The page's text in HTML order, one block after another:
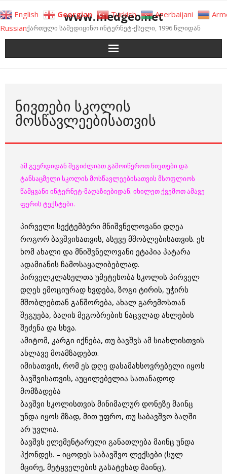
to
content
www.medgeo.net
ქართული სამედიცინო ინტერნეტ-ქსელი, 1996 წლიდან
ᲜᲘᲕᲗᲔᲑᲘ ᲡᲙᲝᲚᲘᲡ
ᲛᲝᲡᲬᲐᲕᲚᲔᲔᲑᲘᲡᲐᲗᲕᲘᲡ
ამ გვერდიდან შეგიძლიათ გამოიწეროთ ნივთები და
ტანსაცმელი სკოლის მოსწავლეებისათვის მსოფლიოს
წამყვანი ინტერნეტ-მაღაზიებიდან. იხილეთ ქვემოთ ამავე
ფერის ტექსტები.
პირველი სექტემბერი მნიშვნელოვანი დღეა
როგორ ბავშვისათვის, ასევე მშობლებისათვის. ეს
ხომ ახალი და მნიშვნელოვანი ეტაპია პატარა
ადამიანის ჩამოსაყალიბებლად.
პირველკლასელთა უმეტესობა სკოლის პირველ
დღეს ემოციურად ხვდება, ზოგი ტირის, უჭირს
მშობლებთან განშორება, ახალ გარემოსთან
შეგუება, ბაღის მეგობრების ნაცვლად ახლების
შეძენა და სხვა.
ამიტომ, კარგი იქნება, თუ ბავშვს ამ სიახლისთვის
ახლავე მოამზადებთ.
იმისათვის, რომ ეს დღე დასამახსოვრებელი იყოს
ბავშვისათვის, აუცილებელია სათანადოდ
მომზადება
ბავშვი სკოლისთვის მინიმალურ დონეზე მაინც
უნდა იყოს მზად, მით უფრო, თუ საბავშვო ბაღში
არ უვლია.
ბავშვს ელემენტარული განათლება მაინც უნდა
ჰქონდეს. – იცოდეს საბავშვო ლექსები (სულ
მცირე, მეტყველების გასატეხად მაინც),
English Georgian Turkish Azerbaijani
Russian